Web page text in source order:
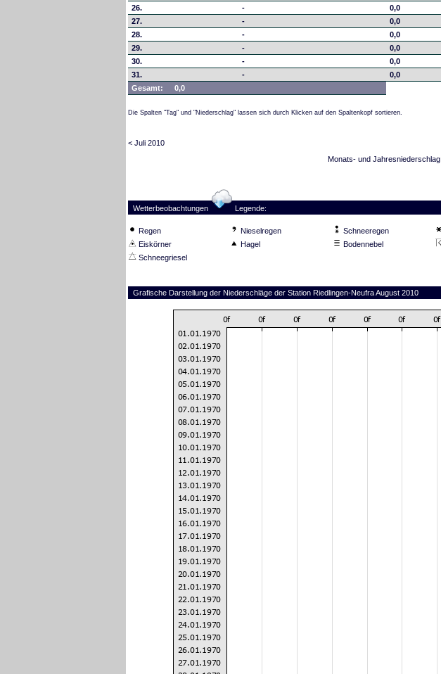
26.
-
0,0
27.
-
0,0
28.
-
0,0
29.
-
0,0
30.
-
0,0
31.
-
0,0
Gesamt:
0,0
Die Spalten "Tag" und "Niederschlag" lassen sich durch Klicken auf den Spaltenkopf sortieren.
< Juli 2010
Monats- und Jahresniederschlag
Wetterbeobachtungen Legende:
Regen Nieselregen Schneeregen
Eiskörner
Hagel Bodennebel
Schneegriesel
Grafische Darstellung der Niederschläge der Station Riedlingen-Neufra August 2010